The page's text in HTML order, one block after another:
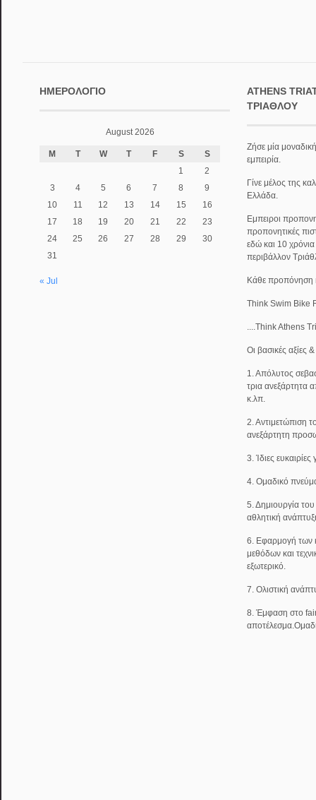
ΗΜΕΡΟΛΌΓΙΟ
August 2026
M T W T F S
S
1
2
3
4 5 6 7 8
9
10
11 12 13 14 15
16
17
18 19 20 21 22
23
24
25 26 27 28 29
30
31
« Jul
ATHENS
ΤΡΙΆΘΛΟΥ
Ζήσε μία
εμπειρία.
Γίνε μέλος της
Ελλάδα.
Εμπειροι
προπονητικές
εδώ και 10
περιβάλλον
Κάθε προπόνηση
Think Swim Bike
....Think Athens
Οι βασικές αξίες
1. Απόλυτος
τρια ανεξάρτητα
κ.λπ.
2. Αντιμετώπιση
ανεξάρτητη
3. Ίδιες
4. Ομαδικό
5. Δημιουργία
αθλητική
6. Εφαρμογή των
μεθόδων και
εξωτερικό.
7. Ολιστική
8. Έμφαση στο fair